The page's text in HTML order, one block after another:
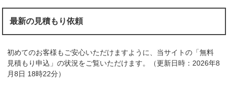
最新の見積もり依頼
初めてのお客様もご安心いただけますように、当サイトの「無料
見積もり申込」の状況をご覧いただけます。（更新日時：2026年8
月8日 18時22分）